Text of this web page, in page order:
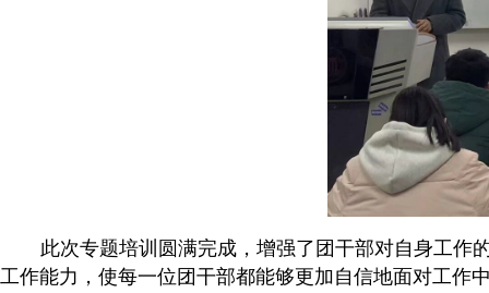
此次专题培训圆满完成，增强了团干部对自身工作
工作能力，使每一位团干部都能够更加自信地面对工作